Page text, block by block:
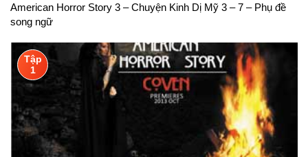
American Horror Story 3 – Chuyện Kinh Dị Mỹ 3 – 7 – Phụ đề
song ngữ
Tập
1